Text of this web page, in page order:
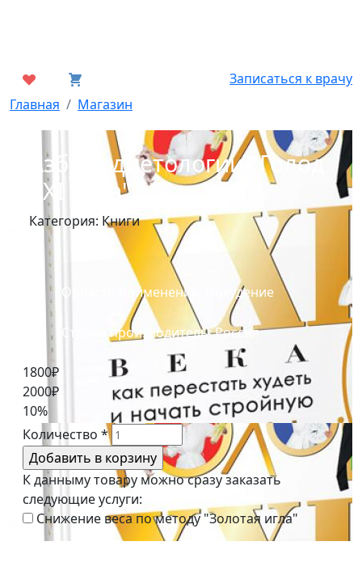
Записаться к врачу
Главная
Магазин
Азбука диетологии "Голод
XXI века"
Категория: Книги
Область применения: Похудение
Страна производитель: Россия
1800₽
2000₽
10%
Количество *
К данныму товару можно сразу заказать
следующие услуги:
Снижение веса по методу "Золотая игла"